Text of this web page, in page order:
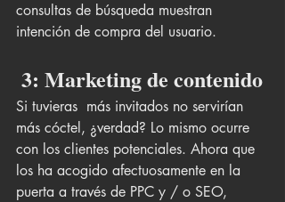
consultas de búsqueda muestran
intención de compra del usuario.
3: Marketing de contenido
Si tuvieras  más invitados no servirían
más cóctel, ¿verdad? Lo mismo ocurre
con los clientes potenciales. Ahora que
los ha acogido afectuosamente en la
puerta a través de PPC y / o SEO,